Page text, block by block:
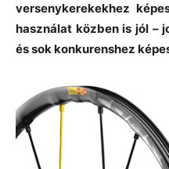
versenykerekekhez
használat közben is jól –
és sok konkurenshez